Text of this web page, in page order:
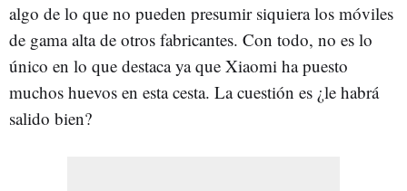
algo de lo que no pueden presumir siquiera los móviles
de gama alta de otros fabricantes. Con todo, no es lo
único en lo que destaca ya que Xiaomi ha puesto
muchos huevos en esta cesta. La cuestión es ¿le habrá
salido bien?